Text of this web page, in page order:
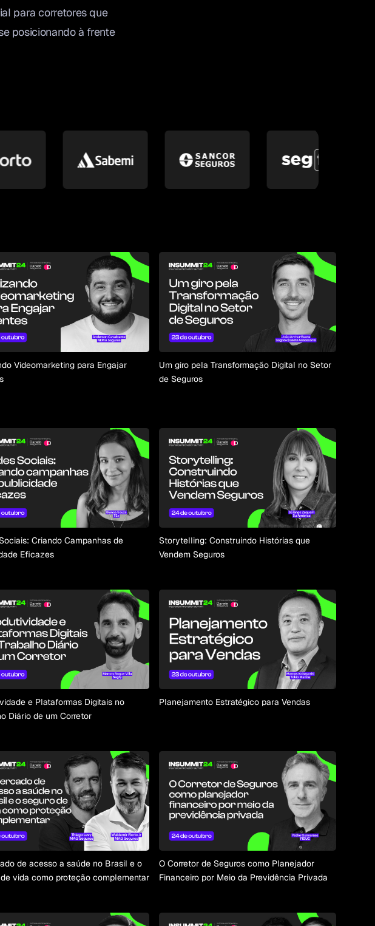
para corretores que
posicionando à frente
Videomarketing para Engajar
Um giro pela Transformação Digital no Setor
de Seguros
Criando Campanhas de
Eficazes
Storytelling: Construindo Histórias que
Vendem Seguros
e Plataformas Digitais no
Diário de um Corretor
Planejamento Estratégico para Vendas
de acesso a saúde no Brasil e o
vida como proteção complementar
O Corretor de Seguros como Planejador
Financeiro por Meio da Previdência Privada